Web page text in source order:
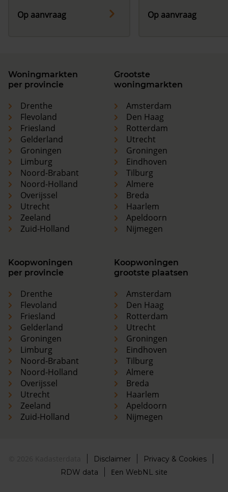
Op aanvraag
Op aanvraag
Woningmarkten
per provincie
Drenthe
Flevoland
Friesland
Gelderland
Groningen
Limburg
Noord-Brabant
Noord-Holland
Overijssel
Utrecht
Zeeland
Zuid-Holland
Grootste
woningmarkten
Amsterdam
Den Haag
Rotterdam
Utrecht
Groningen
Eindhoven
Tilburg
Almere
Breda
Haarlem
Apeldoorn
Nijmegen
Koopwoningen
per provincie
Drenthe
Flevoland
Friesland
Gelderland
Groningen
Limburg
Noord-Brabant
Noord-Holland
Overijssel
Utrecht
Zeeland
Zuid-Holland
Koopwoningen
grootste plaatsen
Amsterdam
Den Haag
Rotterdam
Utrecht
Groningen
Eindhoven
Tilburg
Almere
Breda
Haarlem
Apeldoorn
Nijmegen
Disclaimer
Privacy & Cookies
RDW data
Een WebNL site